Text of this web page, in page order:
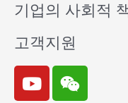
기업의 사회적
고객지원
Y
o
W
e